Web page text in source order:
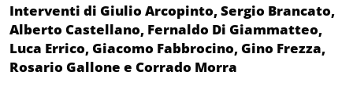
Interventi di Giulio Arcopinto, Sergio Brancato,
Alberto Castellano, Fernaldo Di Giammatteo,
Luca Errico, Giacomo Fabbrocino, Gino Frezza,
Rosario Gallone e Corrado Morra